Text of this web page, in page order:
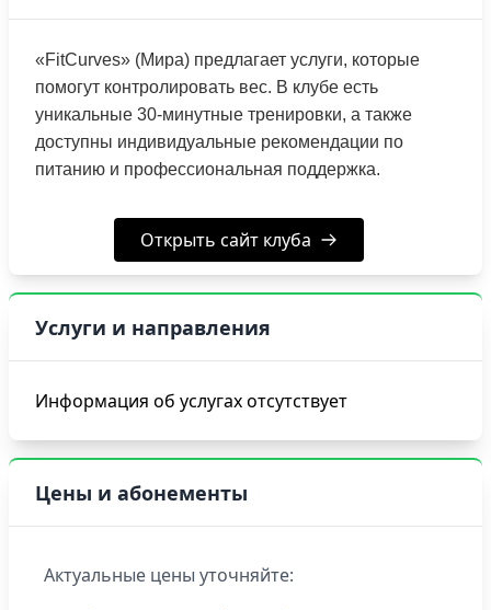
«FitCurves» (Мира) предлагает услуги, которые
помогут контролировать вес. В клубе есть
уникальные 30-минутные тренировки, а также
доступны индивидуальные рекомендации по
питанию и профессиональная поддержка.
Открыть сайт клуба
Услуги и направления
Информация об услугах отсутствует
Цены и абонементы
Актуальные цены уточняйте: